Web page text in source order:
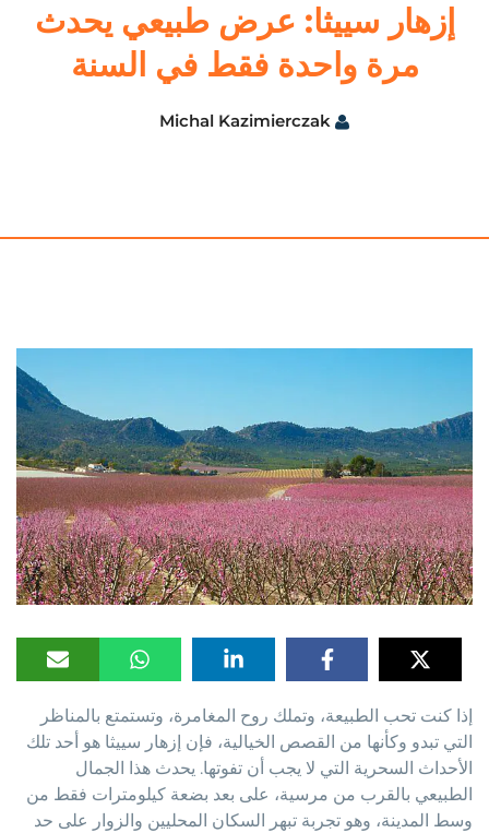
إزهار سييثا: عرض طبيعي يحدث
مرة واحدة فقط في السنة
Michal Kazimierczak
إذا كنت تحب الطبيعة، وتملك روح المغامرة، وتستمتع بالمناظر
التي تبدو وكأنها من القصص الخيالية، فإن إزهار سييثا هو أحد تلك
الأحداث السحرية التي لا يجب أن تفوتها. يحدث هذا الجمال
الطبيعي بالقرب من مرسية، على بعد بضعة كيلومترات فقط من
وسط المدينة، وهو تجربة تبهر السكان المحليين والزوار على حد